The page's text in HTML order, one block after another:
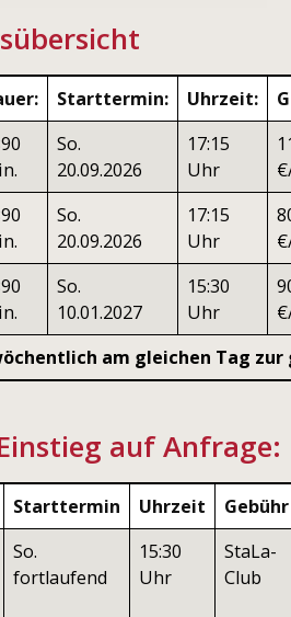
Starttermin: Uhrzeit:
So.
20.09.2026
17:15
Uhr
So.
20.09.2026
17:15
Uhr
So.
10.01.2027
15:30
Uhr
am gleichen Tag
auf Anfrage:
Starttermin Uhrzeit
Gebühr
So.
fortlaufend
15:30
Uhr
StaLa-
Club